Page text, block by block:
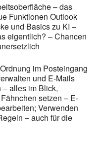
– das
Funktionen Outlook
und Basics zu KI –
eigentlich? – Chancen
im Posteingang
und E-Mails
alles im Blick,
setzen – E-
Verwenden
– auch für die